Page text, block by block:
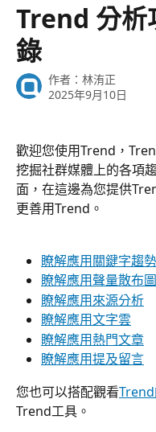
Trend 分析
錄
作者： 林洧正
2025年9月10日
歡迎您使用Trend，
挖掘社群媒體上的各項
面，在這邊為您提供
更善用Trend。
瞭解應用關鍵字趨
瞭解應用聲量散布圖
瞭解應用來源分析
瞭解應用文字雲
瞭解應用熱門文章
瞭解應用提及留言
您也可以搭配觀看
Trend工具。